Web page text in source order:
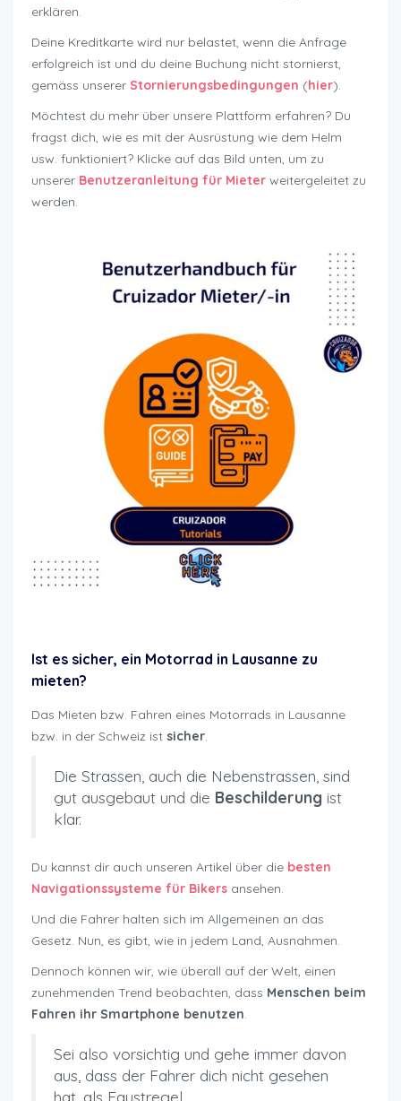
erklären.
Deine Kreditkarte wird nur belastet, wenn die Anfrage
erfolgreich ist und du deine Buchung nicht stornierst,
gemäss unserer Stornierungsbedingungen (hier).
Möchtest du mehr über unsere Plattform erfahren? Du
fragst dich, wie es mit der Ausrüstung wie dem Helm
usw. funktioniert? Klicke auf das Bild unten, um zu
unserer Benutzeranleitung für Mieter weitergeleitet zu
werden.
Ist es sicher, ein Motorrad in Lausanne zu
mieten?
Das Mieten bzw. Fahren eines Motorrads in Lausanne
bzw. in der Schweiz ist sicher.
Die Strassen, auch die Nebenstrassen, sind
gut ausgebaut und die Beschilderung ist
klar.
Du kannst dir auch unseren Artikel über die besten
Navigationssysteme für Bikers ansehen.
Und die Fahrer halten sich im Allgemeinen an das
Gesetz. Nun, es gibt, wie in jedem Land, Ausnahmen.
Dennoch können wir, wie überall auf der Welt, einen
zunehmenden Trend beobachten, dass Menschen beim
Fahren ihr Smartphone benutzen.
Sei also vorsichtig und gehe immer davon
aus, dass der Fahrer dich nicht gesehen
hat, als Faustregel.